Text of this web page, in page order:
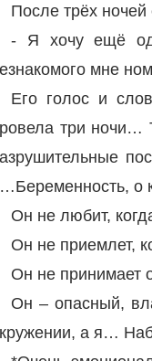
После трёх
- Я хочу ещё
мне
Его голос и
три ночи…
о
Он не любит,
Он не приемлет,
Он не принимает
Он – опасный,
а я…